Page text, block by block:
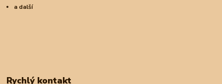
a další
Rychlý kontakt